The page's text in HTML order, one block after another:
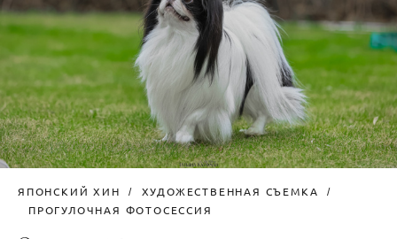
ЯПОНСКИЙ ХИН
ХУДОЖЕСТВЕННАЯ СЪЕМКА
ПРОГУЛОЧНАЯ ФОТОСЕССИЯ